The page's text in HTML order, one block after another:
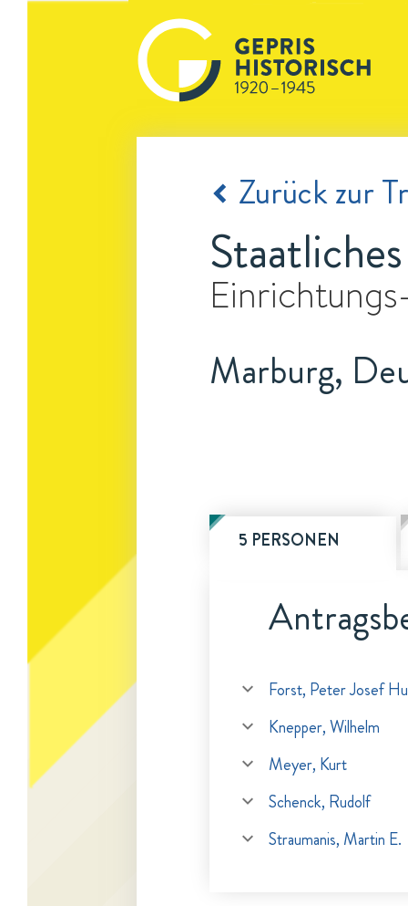
Zurück zur
Marburg,
5 PERSONEN
Forst, Peter Josef
Knepper, Wilhelm
Meyer, Kurt
Schenck, Rudolf
Straumanis, Martin E.